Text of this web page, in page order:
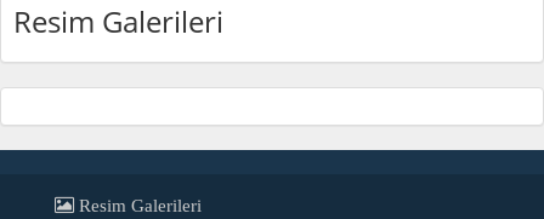
Resim Galerileri
Resim Galerileri